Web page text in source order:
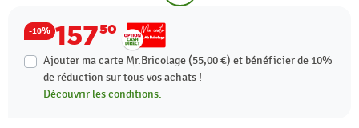
-10% 15750
Ajouter ma carte Mr.Bricolage (55,00 €) et bénéficier de 10%
de réduction sur tous vos achats !
Découvrir les conditions.